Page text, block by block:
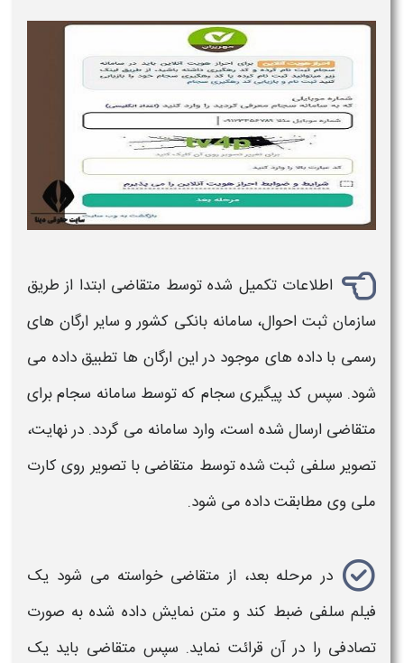
اطلاعات تکمیل شده توسط متقاضی ابتدا از طریق
سازمان ثبت احوال، سامانه بانکی کشور و سایر ارگان های
رسمی با داده های موجود در این ارگان ها تطبیق داده می
شود. سپس کد پیگیری سجام که توسط سامانه سجامبرای
متقاضی ارسال شده است، وارد سامانه می گردد. در نهایت،
تصویر سلفی ثبت شده توسط متقاضی با تصویر روی کارت
ملی وی مطابقت داده می شود.
در مرحله بعد، از متقاضی خواسته می شود یک
فیلم سلفی ضبط کند و متن نمایش داده شده به صورت
تصادفی را در آن قرائت نماید. سپس متقاضی باید یک